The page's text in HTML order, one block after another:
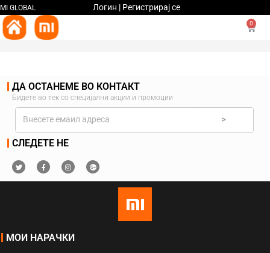
MI GLOBAL Логин | Регистрирај се
0
ДА ОСТАНЕМЕ ВО КОНТАКТ
Бидете во тек со специјални акции и промоции
>
СЛЕДЕТЕ НЕ
МОИ НАРАЧКИ